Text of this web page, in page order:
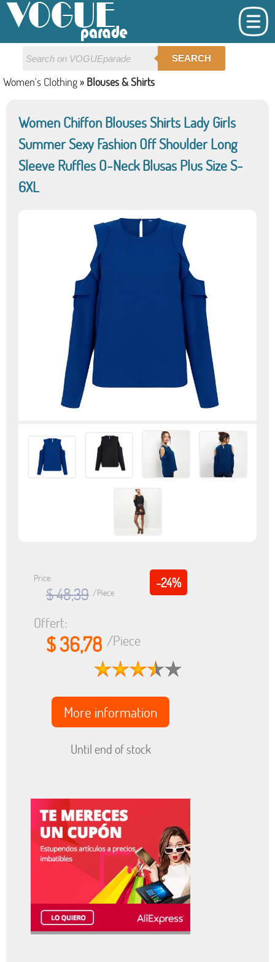
SEARCH
Women's Clothing » Blouses & Shirts
Women Chiffon Blouses Shirts Lady Girls
Summer Sexy Fashion Off Shoulder Long
Sleeve Ruffles O-Neck Blusas Plus Size S-
6XL
-24%
Price:
$ 48,39 /Piece
Offert:
$ 36,78 /Piece
More information
Until end of stock